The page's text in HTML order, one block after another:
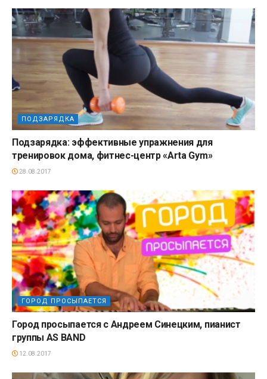
ПОДЗАРЯДКА
Подзарядка: эффективные упражнения для
тренировок дома, фитнес-центр «Arta Gym»
28.08.2017
ГОРОД ПРОСЫПАЕТСЯ
Город просыпается с Андреем Синецким, пианист
группы AS BAND
12.08.2017